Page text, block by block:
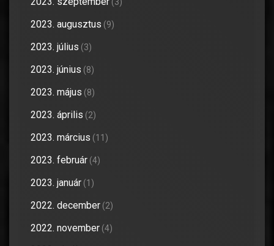
(3)
2023. augusztus (9)
2023. július (3)
2023. június (8)
2023. május (8)
2023. április (2)
2023. március (11)
2023. február (4)
2023. január (1)
2022. december (2)
2022. november (4)